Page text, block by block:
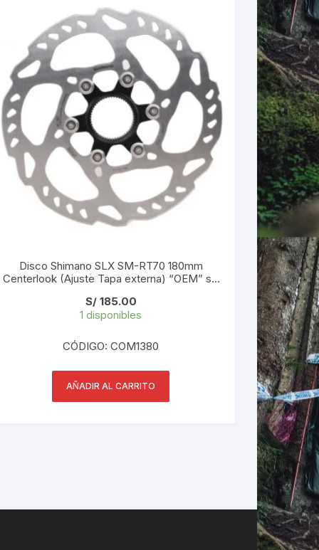
Disco Shimano SLX SM-RT70 180mm
Centerlook (Ajuste Tapa externa) “OEM” sin
S/185.00
1 disponibles
CÓDIGO: COM1380
AÑADIR AL CARRITO